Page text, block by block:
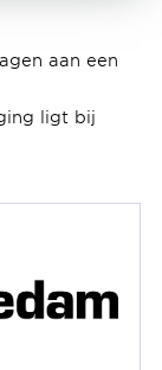
aan een
ligt bij